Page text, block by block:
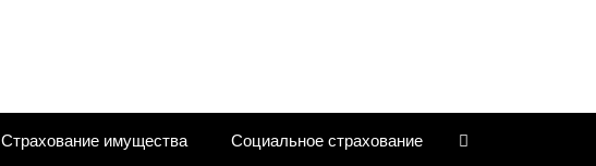
Страхование имущества Социальное страхование